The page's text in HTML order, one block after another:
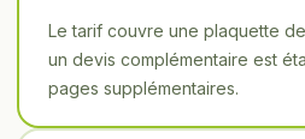
Le tarif couvre une plaquette
un devis complémentaire est
pages supplémentaires.